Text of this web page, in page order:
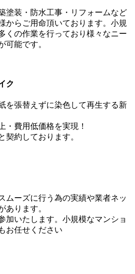
塗装・防水工事・リフォームなど
からご用命頂いております。小規
くの作業を行っており様々なニー
可能です。
ク
を張替えずに染色して再生する新
・費用低価格を実現！
契約しております。
ムーズに行う為の実績や業者ネッ
あります。
加いたします。小規模なマンショ
お任せください